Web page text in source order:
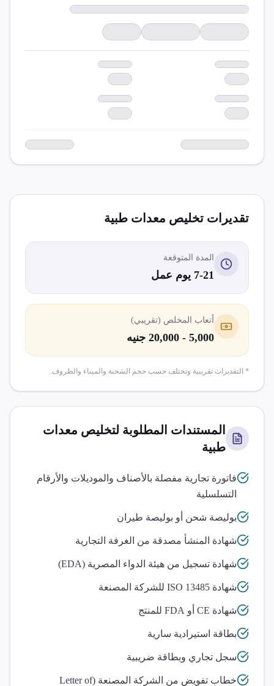
تقديرات تخليص معدات طبية
المدة المتوقعة
7-21 يوم عمل
أتعاب المخلص (تقريبي)
5,000 - 20,000 جنيه
* التقديرات تقريبية وتختلف حسب حجم الشحنة والميناء والظروف.
المستندات المطلوبة لتخليص معدات
طبية
فاتورة تجارية مفصلة بالأصناف والموديلات والأرقام
التسلسلية
بوليصة شحن أو بوليصة طيران
شهادة المنشأ مصدقة من الغرفة التجارية
شهادة تسجيل من هيئة الدواء المصرية (EDA)
شهادة ISO 13485 للشركة المصنعة
شهادة CE أو FDA للمنتج
بطاقة استيرادية سارية
سجل تجاري وبطاقة ضريبية
خطاب تفويض من الشركة المصنعة (Letter of